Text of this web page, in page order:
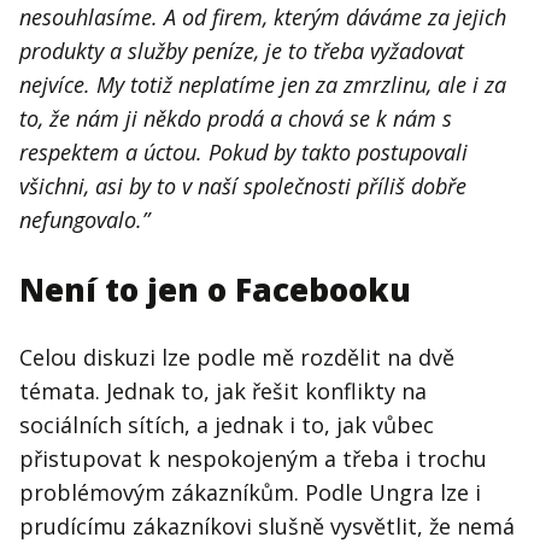
nesouhlasíme. A od firem, kterým dáváme za jejich
produkty a služby peníze, je to třeba vyžadovat
nejvíce. My totiž neplatíme jen za zmrzlinu, ale i za
to, že nám ji někdo prodá a chová se k nám s
respektem a úctou. Pokud by takto postupovali
všichni, asi by to v naší společnosti příliš dobře
nefungovalo.”
Není to jen o Facebooku
Celou diskuzi lze podle mě rozdělit na dvě
témata. Jednak to, jak řešit konflikty na
sociálních sítích, a jednak i to, jak vůbec
přistupovat k nespokojeným a třeba i trochu
problémovým zákazníkům. Podle Ungra lze i
prudícímu zákazníkovi slušně vysvětlit, že nemá